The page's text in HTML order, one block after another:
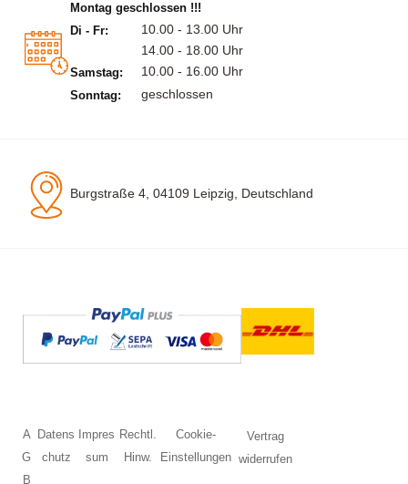
Montag geschlossen !!!
Di - Fr:
10.00 - 13.00 Uhr
14.00 - 18.00 Uhr
Samstag: 10.00 - 16.00 Uhr
Sonntag: geschlossen
Burgstraße 4, 04109 Leipzig, Deutschland
A
G
B
Datens
chutz
Impres
sum
Rechtl.
Hinw.
Cookie-
Einstellungen
Vertrag
widerrufen